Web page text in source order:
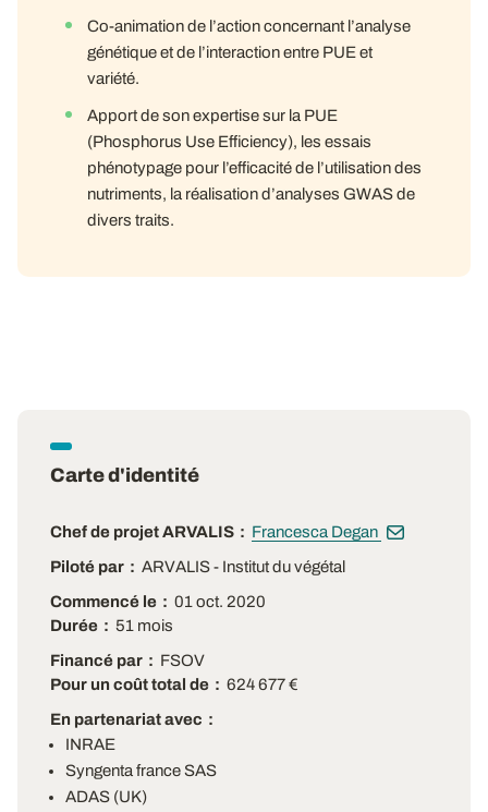
Co-animation de l’action concernant l’analyse
génétique et de l’interaction entre PUE et
variété.
Apport de son expertise sur la PUE
(Phosphorus Use Efficiency), les essais
phénotypage pour l’efficacité de l’utilisation des
nutriments, la réalisation d’analyses GWAS de
divers traits.
Carte d'identité
Chef de projet ARVALIS
Francesca Degan
Piloté par
ARVALIS - Institut du végétal
Commencé le
01 oct. 2020
Durée
51 mois
Financé par
FSOV
Pour un coût total de
624 677 €
En partenariat avec
INRAE
Syngenta france SAS
ADAS (UK)